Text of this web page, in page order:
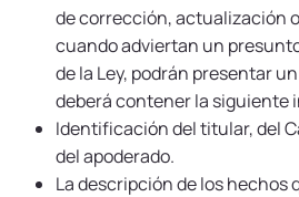
de corrección, actualización
cuando adviertan un
de la Ley, podrán presentar
deberá contener la siguiente
Identificación del titular, del
del apoderado.
La descripción de los hechos